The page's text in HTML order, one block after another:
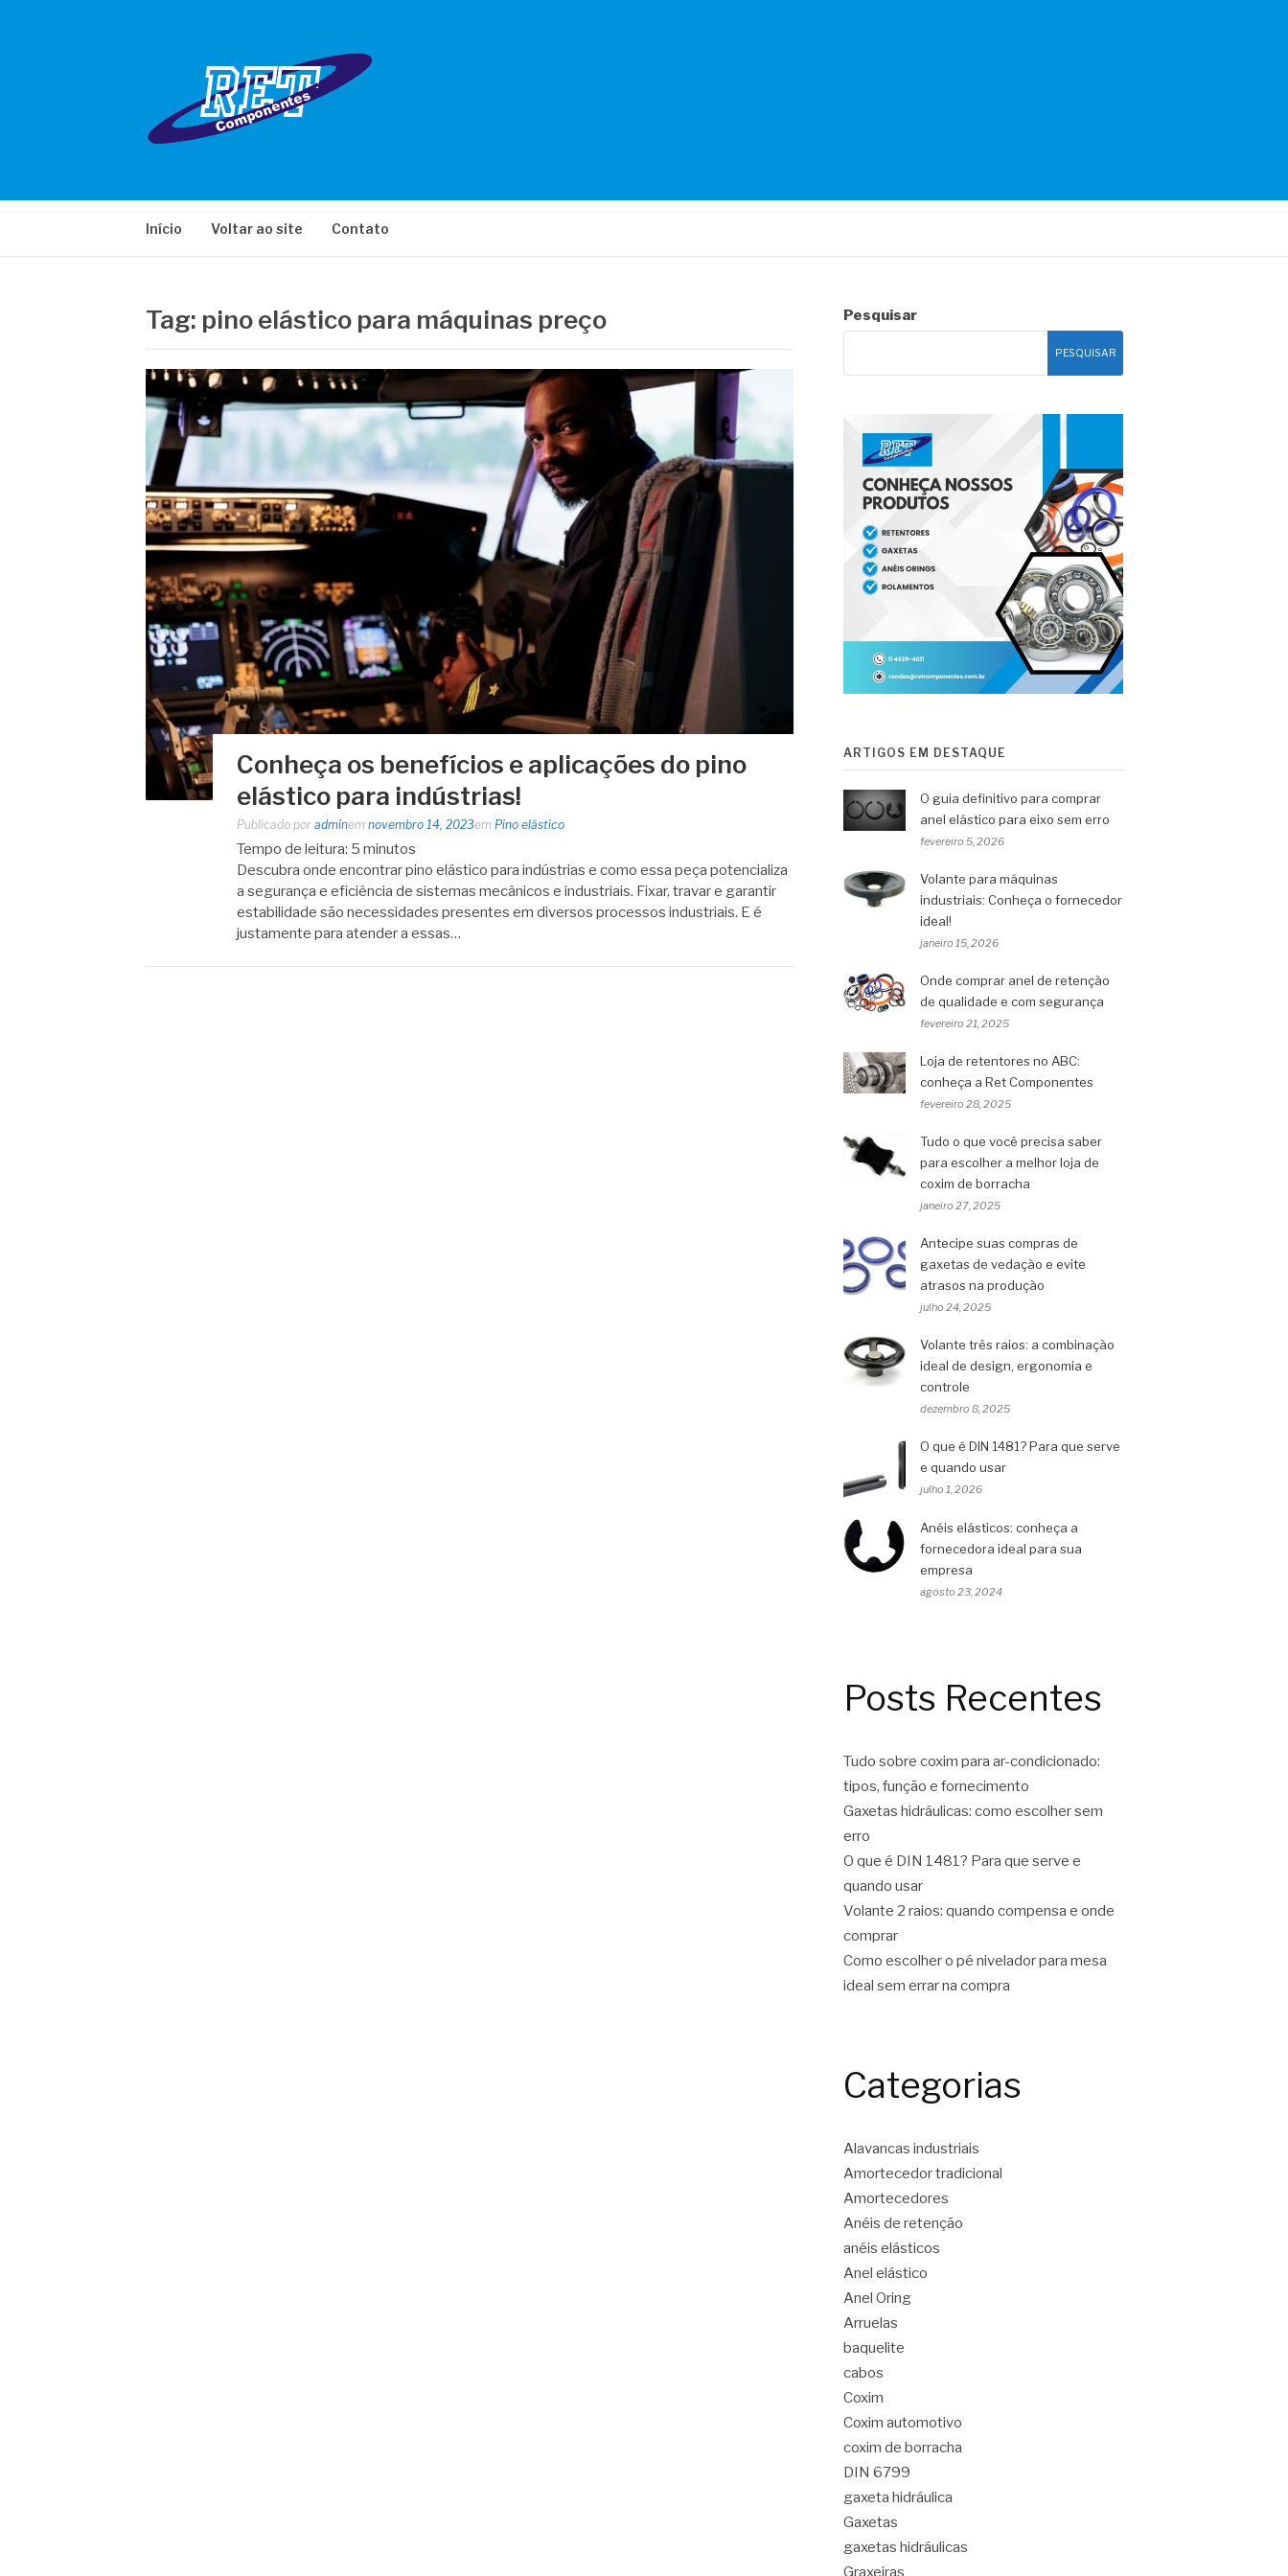
Início Voltar ao site Contato
Tag: pino elástico para máquinas preço
Conheça os benefícios e aplicações do pino
elástico para indústrias!
Publicado por adminem novembro 14, 2023em Pino elástico
Tempo de leitura: 5 minutos
Descubra onde encontrar pino elástico para indústrias e como essa peça potencializa
a segurança e eficiência de sistemas mecânicos e industriais. Fixar, travar e garantir
estabilidade são necessidades presentes em diversos processos industriais. E é
justamente para atender a essas…
Pesquisar
PESQUISAR
ARTIGOS EM DESTAQUE
O guia definitivo para comprar
anel elástico para eixo sem erro
fevereiro 5, 2026
Volante para máquinas
industriais: Conheça o fornecedor
ideal!
janeiro 15, 2026
Onde comprar anel de retenção
de qualidade e com segurança
fevereiro 21, 2025
Loja de retentores no ABC:
conheça a Ret Componentes
fevereiro 28, 2025
Tudo o que você precisa saber
para escolher a melhor loja de
coxim de borracha
janeiro 27, 2025
Antecipe suas compras de
gaxetas de vedação e evite
atrasos na produção
julho 24, 2025
Volante três raios: a combinação
ideal de design, ergonomia e
controle
dezembro 8, 2025
O que é DIN 1481? Para que serve
e quando usar
julho 1, 2026
Anéis elásticos: conheça a
fornecedora ideal para sua
empresa
agosto 23, 2024
Posts Recentes
Tudo sobre coxim para ar-condicionado:
tipos, função e fornecimento
Gaxetas hidráulicas: como escolher sem
erro
O que é DIN 1481? Para que serve e
quando usar
Volante 2 raios: quando compensa e onde
comprar
Como escolher o pé nivelador para mesa
ideal sem errar na compra
Categorias
Alavancas industriais
Amortecedor tradicional
Amortecedores
Anéis de retenção
anéis elásticos
Anel elástico
Anel Oring
Arruelas
baquelite
cabos
Coxim
Coxim automotivo
coxim de borracha
DIN 6799
gaxeta hidráulica
Gaxetas
gaxetas hidráulicas
Graxeiras